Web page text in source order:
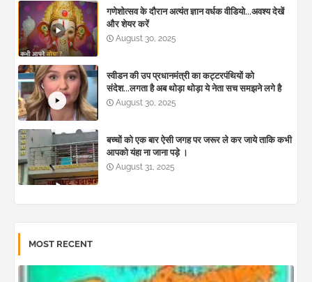
गणेशोत्सव के दौरान अत्यंत ज्ञान वर्धक वीडियो...अवश्य देखें
और शेयर करें
August 30, 2025
स्वीडन की उप प्रधानमंत्री का कट्टरपंथियों को
संदेश...लगता है अब थोड़ा थोड़ा ये नेता सच समझने लगे है
August 30, 2025
बच्चों को एक बार ऐसी जगह पर जरूर ले कर जाये ताकि कभी
आपको यंहा ना जाना पड़े ।
August 31, 2025
MOST RECENT